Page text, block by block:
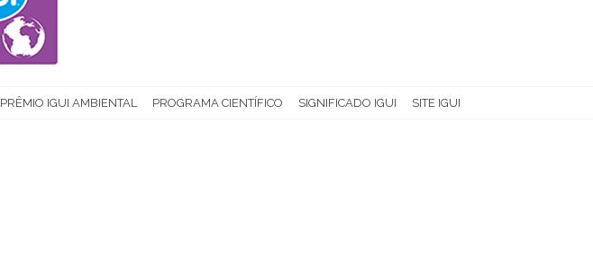
PRÊMIO IGUI AMBIENTAL PROGRAMA CIENTÍFICO SIGNIFICADO IGUI SITE IGUI